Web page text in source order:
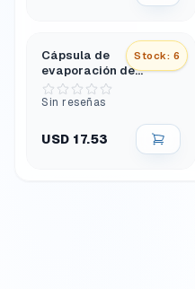
Stock: 6
Cápsula de
evaporación de
porcelana, forma
redonda, 250 ml
Sin reseñas
USD 17.53